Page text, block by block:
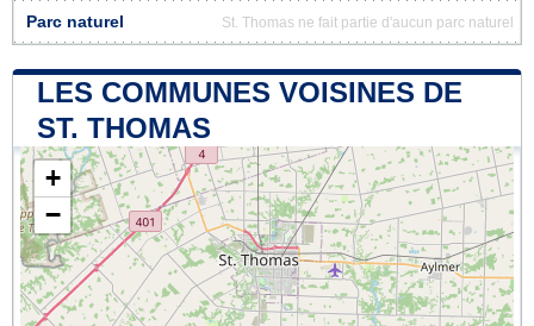
Parc naturel St. Thomas ne fait partie d'aucun parc naturel
LES COMMUNES VOISINES DE
ST. THOMAS
+
−